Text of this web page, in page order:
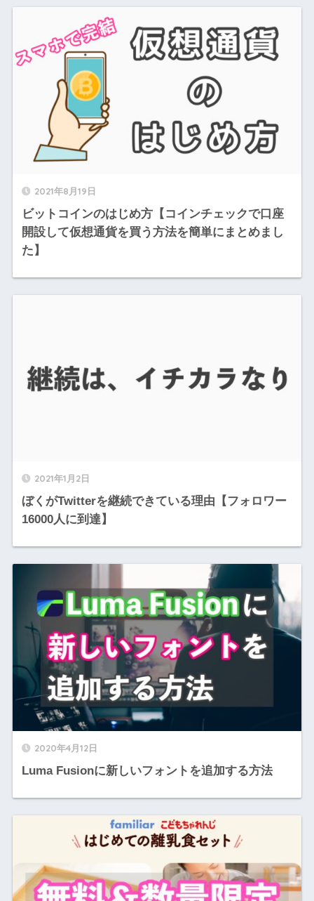
2021年8月19日
ビットコインのはじめ方【コインチェックで口座
開設して仮想通貨を買う方法を簡単にまとめまし
た】
2021年1月2日
ぼくがTwitterを継続できている理由【フォロワー
16000人に到達】
2020年4月12日
Luma Fusionに新しいフォントを追加する方法